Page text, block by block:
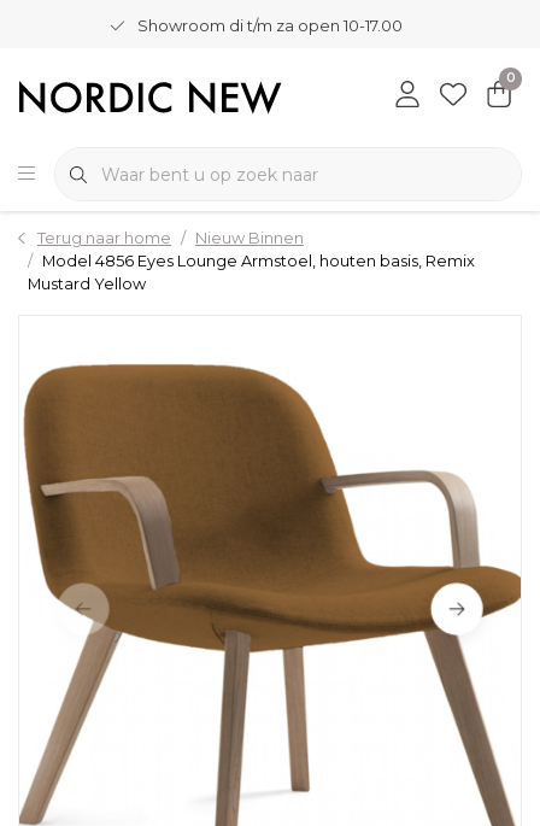
Showroom di t/m za open 10-17.00
0
Terug naar home
Nieuw Binnen
Model 4856 Eyes Lounge Armstoel, houten basis, Remix
Mustard Yellow